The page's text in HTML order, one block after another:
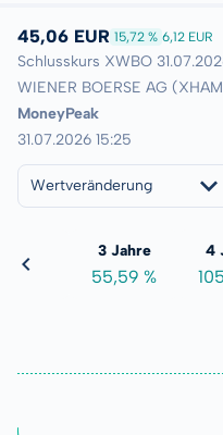
45,06 EUR 15,72 % 6,12 EUR
Schlusskurs XWBO
WIENER BOERSE AG
MoneyPeak
31.07.2026 15:25
Wertveränderung
%
3 Jahre
55,59 %
4